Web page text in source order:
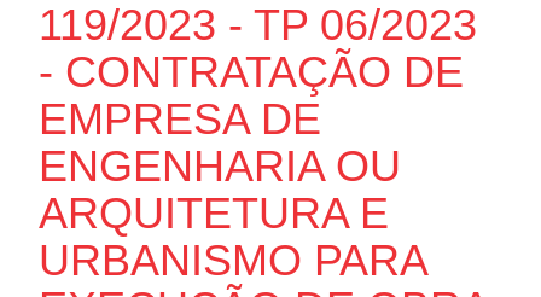
119/2023 - TP 06/2023
- CONTRATAÇÃO DE
EMPRESA DE
ENGENHARIA OU
ARQUITETURA E
URBANISMO PARA